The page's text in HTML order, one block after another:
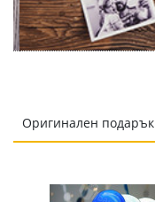
Оригинален